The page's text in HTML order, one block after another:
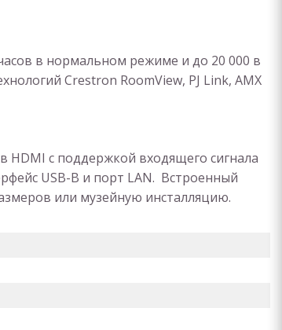
в нормальном режиме и до 20 000 в
Crestron RoomView, PJ Link, AMX
HDMI с поддержкой входящего сигнала
USB-B и порт LAN. Встроенный
или музейную инсталляцию.